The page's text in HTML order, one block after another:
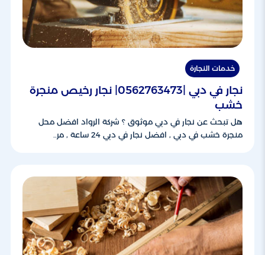
خدمات النجارة
نجار في دبي |0562763473| نجار رخيص منجرة
خشب
هل تبحث عن نجار في دبي موثوق ؟ شركة الرواد افضل محل
منجرة خشب في دبي , افضل نجار في دبي 24 ساعة , مر..